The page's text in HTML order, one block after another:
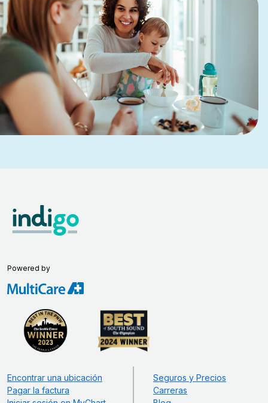
Powered by
Encontrar una ubicación
Pagar la factura
Seguros y Precios
Carreras